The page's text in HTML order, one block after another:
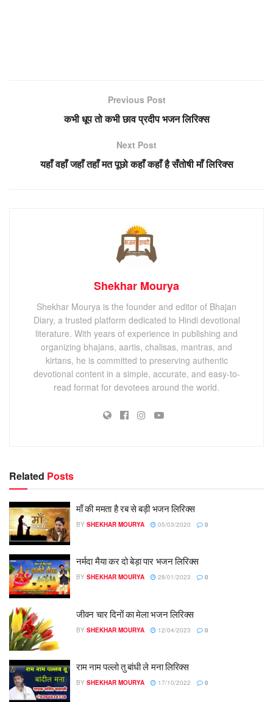
Previous Post
कभी धूप तो कभी छाव प्रदीप भजन लिरिक्स
Next Post
यहाँ वहाँ जहाँ तहाँ मत पूछो कहाँ कहाँ है सँतोषी माँ लिरिक्स
Shekhar Mourya
Shekhar Mourya is the founder and editor of Bhajan
Diary, a trusted platform dedicated to Hindi devotional
literature. With years of experience in publishing and
organizing bhajans, aartis, chalisas, mantras, and
kirtans, he is committed to preserving authentic
devotional content in a simple, accurate, and easy-to-
read format for devotees around the world.
Related Posts
माँ की ममता है रब से बड़ी भजन लिरिक्स
BY SHEKHAR MOURYA 05/03/2020 0
नर्मदा मैया कर दो बेड़ा पार भजन लिरिक्स
BY SHEKHAR MOURYA 28/01/2023 0
जीवन चार दिनों का मेला भजन लिरिक्स
BY SHEKHAR MOURYA 12/04/2023 0
राम नाम पल्लो तु बांधी ले मना लिरिक्स
BY SHEKHAR MOURYA 17/10/2022 0